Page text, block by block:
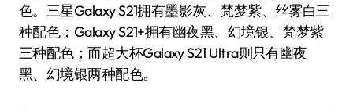
色。三星Galaxy S21拥有墨影灰、梵梦紫、丝雾白三
种配色；Galaxy S21+拥有幽夜黑、幻境银、梵梦紫
三种配色；而超大杯Galaxy S21 Ultra则只有幽夜
黑、幻境银两种配色。